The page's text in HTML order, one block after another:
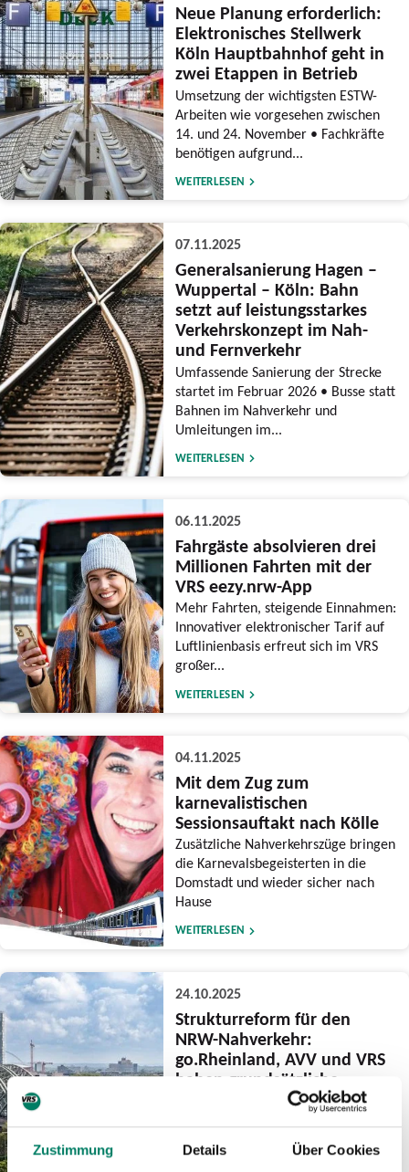
Zustimmung Details Über Cookies
Neue Planung erforderlich:
Elektronisches Stellwerk
Köln Hauptbahnhof geht in
zwei Etappen in Betrieb
Umsetzung der wichtigsten ESTW-
Arbeiten wie vorgesehen zwischen
14. und 24. November • Fachkräfte
benötigen aufgrund...
WEITERLESEN
07.11.2025
Generalsanierung Hagen –
Wuppertal – Köln: Bahn
setzt auf leistungsstarkes
Verkehrskonzept im Nah-
und Fernverkehr
Umfassende Sanierung der Strecke
startet im Februar 2026 • Busse statt
Bahnen im Nahverkehr und
Umleitungen im...
WEITERLESEN
06.11.2025
Fahrgäste absolvieren drei
Millionen Fahrten mit der
VRS eezy.nrw-App
Mehr Fahrten, steigende Einnahmen:
Innovativer elektronischer Tarif auf
Luftlinienbasis erfreut sich im VRS
großer...
WEITERLESEN
04.11.2025
Mit dem Zug zum
karnevalistischen
Sessionsauftakt nach Kölle
Zusätzliche Nahverkehrszüge bringen
die Karnevalsbegeisterten in die
Domstadt und wieder sicher nach
Hause
WEITERLESEN
24.10.2025
Strukturreform für den
NRW-Nahverkehr:
go.Rheinland, AVV und VRS
haben grundsätzliche
Gutachten benennen erhebliche
Risiken und offene Fragestellungen –